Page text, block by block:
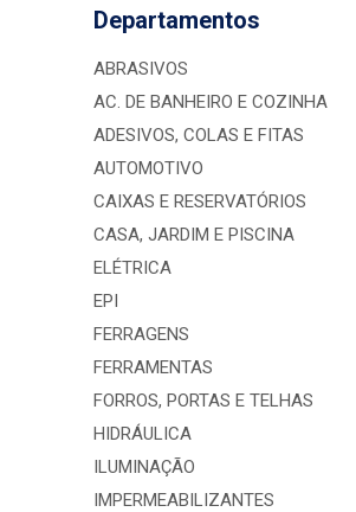
Departamentos
ABRASIVOS
AC. DE BANHEIRO E COZINHA
ADESIVOS, COLAS E FITAS
AUTOMOTIVO
CAIXAS E RESERVATÓRIOS
CASA, JARDIM E PISCINA
ELÉTRICA
EPI
FERRAGENS
FERRAMENTAS
FORROS, PORTAS E TELHAS
HIDRÁULICA
ILUMINAÇÃO
IMPERMEABILIZANTES